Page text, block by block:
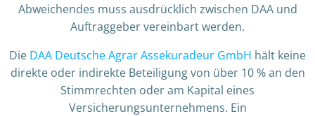
Abweichendes muss ausdrücklich zwischen DAA und
Auftraggeber vereinbart werden.
Die DAA Deutsche Agrar Assekuradeur GmbH hält keine
direkte oder indirekte Beteiligung von über 10 % an den
Stimmrechten oder am Kapital eines
Versicherungsunternehmens. Ein